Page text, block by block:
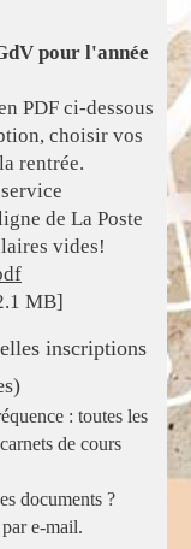
pour l'année
PDF ci-dessous
choisir vos
rentrée.
de La Poste
vides!
MB]
inscriptions
: toutes les
de cours
documents ?
e-mail.